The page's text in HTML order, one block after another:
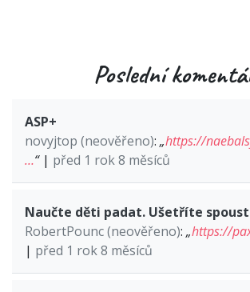
Poslední
ASP+
novyjtop (neověřeno): „https://
…“| před 1 rok 8 měsíců
Naučte děti padat. Ušetříte
RobertPounc (neověřeno): „https://
| před 1 rok 8 měsíců